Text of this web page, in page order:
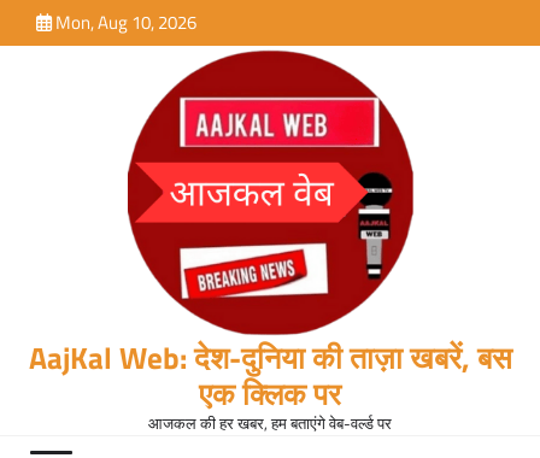
to
Mon, Aug 10, 2026
AajKal Web: देश-दुनिया की ताज़ा खबरें, बस
एक क्लिक पर
आजकल की हर खबर, हम बताएंगे वेब-वर्ल्ड पर